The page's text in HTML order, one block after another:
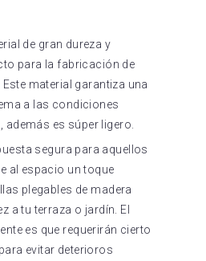
de gran dureza y
para la fabricación de
material garantiza una
a las condiciones
es súper ligero.
segura para aquellos
al espacio un toque
plegables de madera
a tu terraza o jardín. El
es que requerirán cierto
evitar deterioros